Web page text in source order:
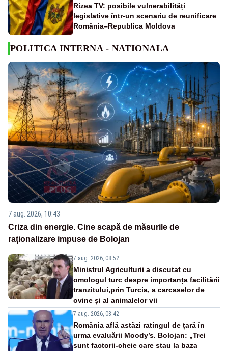
Rizea TV: posibile vulnerabilități
legislative într-un scenariu de reunificare
România–Republica Moldova
POLITICA INTERNA - NATIONALA
7 aug. 2026, 10:43
Criza din energie. Cine scapă de măsurile de
raționalizare impuse de Bolojan
7 aug. 2026, 08:52
Ministrul Agriculturii a discutat cu
omologul turc despre importanța facilitării
tranzitului,prin Turcia, a carcaselor de
ovine și al animalelor vii
7 aug. 2026, 08:42
România află astăzi ratingul de țară în
urma evaluării Moody’s. Bolojan: „Trei
sunt factorii-cheie care stau la baza